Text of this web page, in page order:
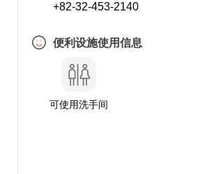
+82-32-453-2140
便利设施使用信息
可使用洗手间